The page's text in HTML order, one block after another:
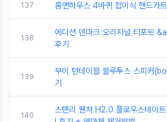
137 홈앤하우스 4바퀴 접이식 핸드카
138
에디션 덴마크 오리지널 티포트
후기
139
부이 턴테이블 블루투스 스피커
기
140
스탠리 퀜처 H2.0 플로우스테이